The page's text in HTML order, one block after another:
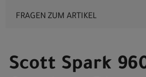
FRAGEN ZUM ARTIKEL
Scott Spark